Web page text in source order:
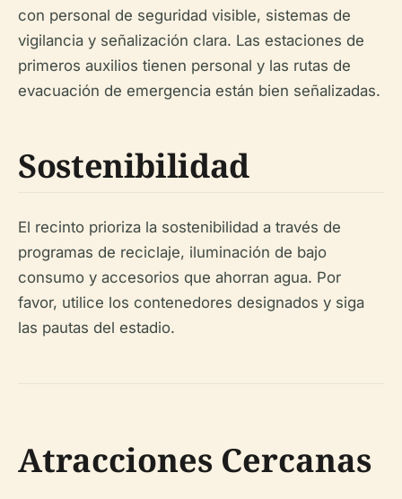
con personal de seguridad visible, sistemas de
vigilancia y señalización clara. Las estaciones de
primeros auxilios tienen personal y las rutas de
evacuación de emergencia están bien señalizadas.
Sostenibilidad
El recinto prioriza la sostenibilidad a través de
programas de reciclaje, iluminación de bajo
consumo y accesorios que ahorran agua. Por
favor, utilice los contenedores designados y siga
las pautas del estadio.
Atracciones Cercanas